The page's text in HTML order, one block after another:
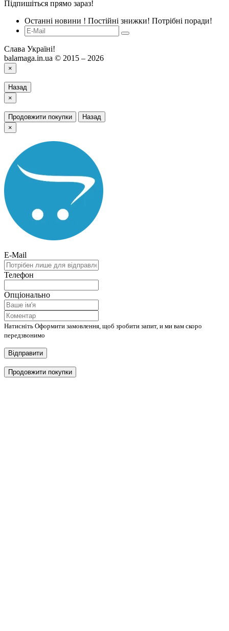
Підпишіться прямо зараз!
Останні новини ! Постійні знижки! Потрібні поради!
Слава Україні!
balamaga.in.ua © 2015 – 2026
×
Назад
×
Продовжити покупки
Назад
×
E-Mail
Телефон
Опціонально
Натисніть Оформити замовлення, щоб зробити запит, и ми вам скоро
передзвонимо
Відправити
Продовжити покупки